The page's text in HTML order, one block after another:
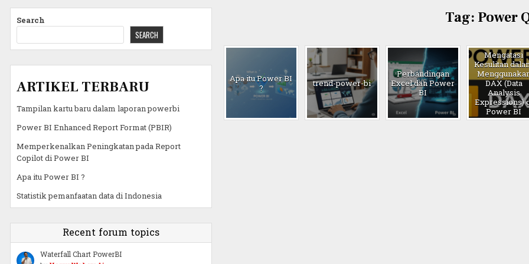
Tag: Power
Apa itu Power BI
?
trend-power-bi
Perbandingan
Excel dan Power
BI
Mengatasi
Kesulitan
DAX (Data
Analysis
Expressions)
Power BI
Search
SEARCH
ARTIKEL TERBARU
Tampilan kartu baru dalam laporan powerbi
Power BI Enhanced Report Format (PBIR)
Memperkenalkan Peningkatan pada Report
Copilot di Power BI
Apa itu Power BI ?
Statistik pemanfaatan data di Indonesia
Recent forum topics
Waterfall Chart PowerBI